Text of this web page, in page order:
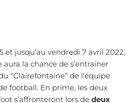
et jusqu’au vendredi 7 avril 2022,
aura la chance de s’entrainer
“Clairefontaine” de l’équipe
football. En prime, les deux
s’affronteront lors de deux